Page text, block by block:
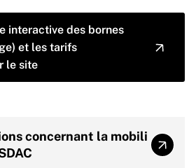
interactive des bornes
et les tarifs
le site
concernant la mobili